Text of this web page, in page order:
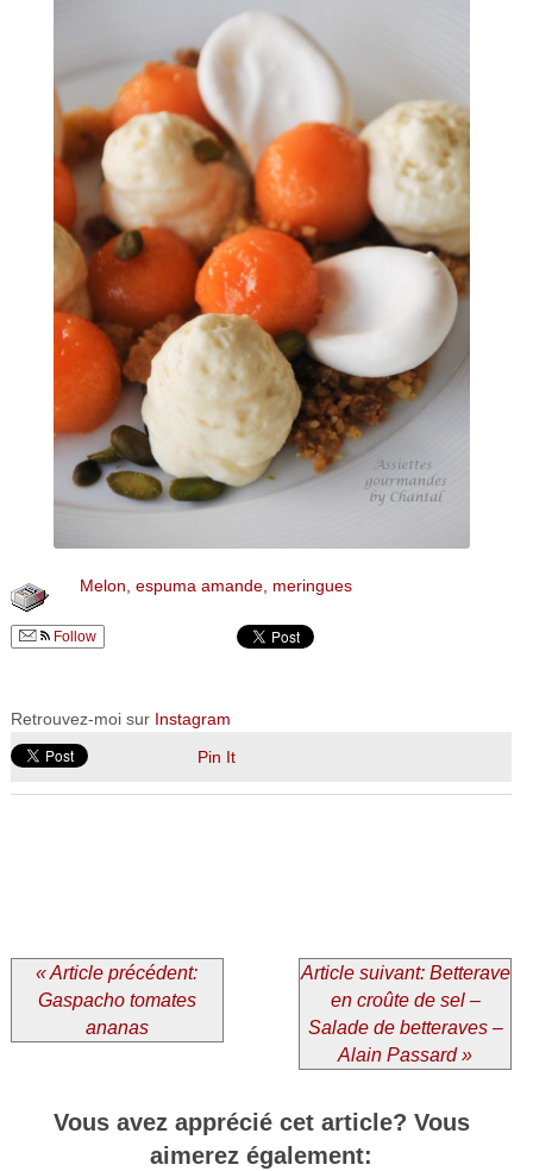
Melon, espuma amande, meringues
Follow
Retrouvez-moi sur Instagram
Pin It
« Article précédent:
Gaspacho tomates
ananas
Article suivant: Betterave
en croûte de sel –
Salade de betteraves –
Alain Passard »
Vous avez apprécié cet article? Vous
aimerez également: